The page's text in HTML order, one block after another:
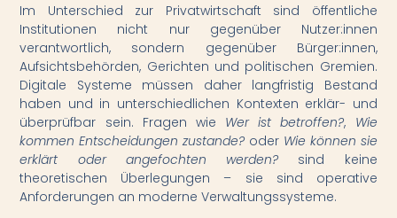
Im Unterschied zur Privatwirtschaft sind öffentliche
Institutionen nicht nur gegenüber Nutzer:innen
verantwortlich, sondern gegenüber Bürger:innen,
Aufsichtsbehörden, Gerichten und politischen Gremien.
Digitale Systeme müssen daher langfristig Bestand
haben und in unterschiedlichen Kontexten erklär- und
überprüfbar sein. Fragen wie Wer ist betroffen?, Wie
kommen Entscheidungen zustande? oder Wie können sie
erklärt oder angefochten werden? sind keine
theoretischen Überlegungen – sie sind operative
Anforderungen an moderne Verwaltungssysteme.